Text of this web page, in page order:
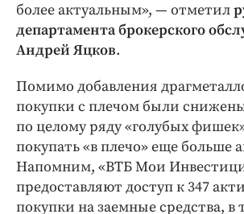
более актуальным», — отметил
департамента брокерского
Андрей Яцков.
Помимо добавления
покупки с плечом были
по целому ряду «голубых
покупать «в плечо» еще больше
Напомним, «ВТБ Мои
предоставляют доступ к 347
покупки на заемные средства, в